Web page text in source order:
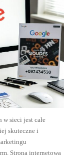
sieci jest całe
skuteczne i
Strona internetowa